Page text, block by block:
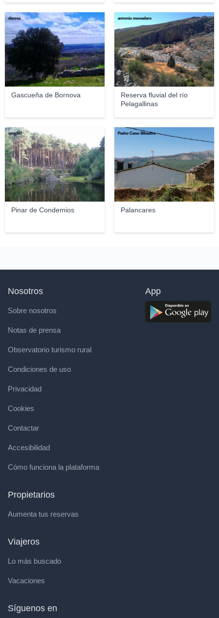
Gascueña de Bornova
dsrosa
Reserva fluvial del río
Pelagallinas
antonio monedero
Pinar de Condemios
cmg167
Palancares
Pedro Cano Silvestre
Nosotros
Sobre nosotros
Notas de prensa
Observatorio turismo rural
Condiciones de uso
Privacidad
Cookies
Contactar
Accesibilidad
Cómo funciona la plataforma
Propietarios
Aumenta tus reservas
Viajeros
Lo más buscado
Vacaciones
App
Síguenos en